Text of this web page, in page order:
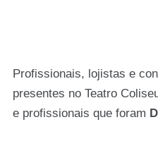
Profissionais, lojistas e
presentes no Teatro
e profissionais que foram